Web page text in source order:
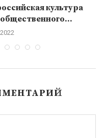
культура